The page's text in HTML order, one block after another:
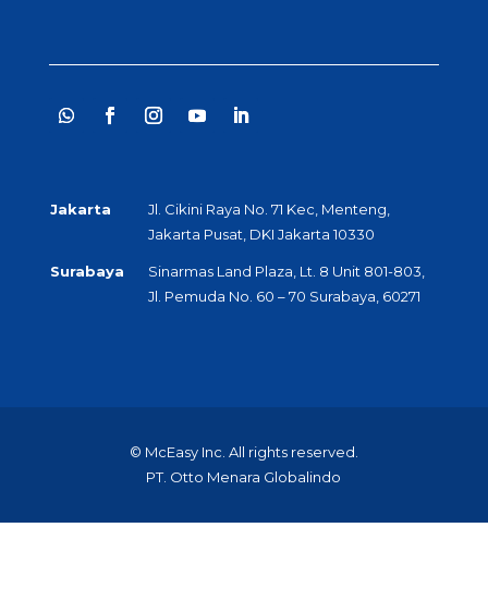
Jakarta
Jl. Cikini Raya No. 71 Kec, Menteng,
Jakarta Pusat, DKI Jakarta 10330
Surabaya
Sinarmas Land Plaza, Lt. 8 Unit 801-803,
Jl. Pemuda No. 60 – 70 Surabaya, 60271
© McEasy Inc. All rights reserved.
PT. Otto Menara Globalindo